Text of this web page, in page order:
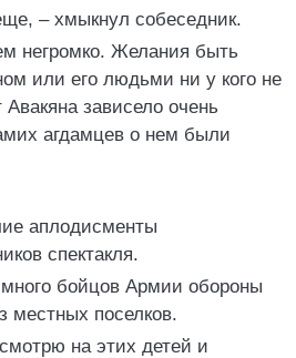
– хмыкнул собеседник.
негромко. Желания быть
или его людьми ни у кого не
зависело очень
агдамцев о нем были
аплодисменты
спектакля.
бойцов Армии обороны
местных поселков.
на этих детей и